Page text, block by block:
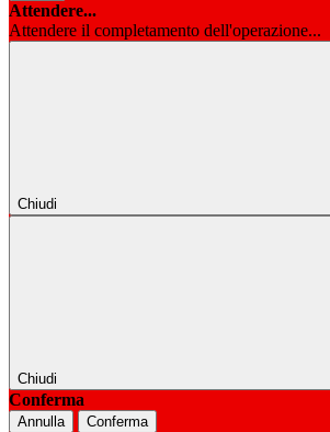
Attendere...
Attendere il completamento dell'operazione...
Chiudi
Chiudi
Conferma
Annulla Conferma